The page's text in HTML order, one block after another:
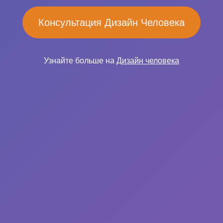
Консультация Дизайн Человека
Узнайте больше на Дизайн человека